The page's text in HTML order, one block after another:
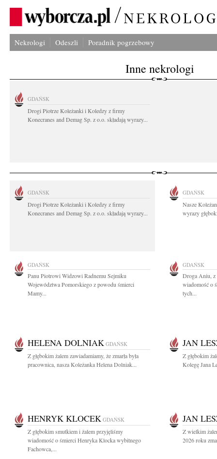
Nekrologi Odeszli Poradnik pogrzebowy
Inne nekrologi
GDAŃSK
Drogi Piotrze Koleżanki i Koledzy z firmy
Konecranes and Demag Sp. z o.o. składają wyrazy...
GDAŃSK
Drogi Piotrze Koleżanki i Koledzy z firmy
Konecranes and Demag Sp. z o.o. składają wyrazy...
GDAŃSK
Nasze
wyrazy
GDAŃSK
Panu Piotrowi Widzowi Radnemu Sejmiku
Województwa Pomorskiego z powodu śmierci
Mamy...
GDAŃSK
Droga Aniu, z
wiadomość o
tych...
HELENA DOLNIAK GDAŃSK
Z głębokim żalem zawiadamiamy, że zmarła była
pracownica, nasza Koleżanka Helena Dolniak...
JAN
Z głębokim
Kolegę Jana
HENRYK KLOCEK GDAŃSK
Z głębokim smutkiem i żalem przyjęliśmy
wiadomość o śmierci Henryka Klocka wybitnego
Fachowca,...
JAN
Z wielkim
2026 roku